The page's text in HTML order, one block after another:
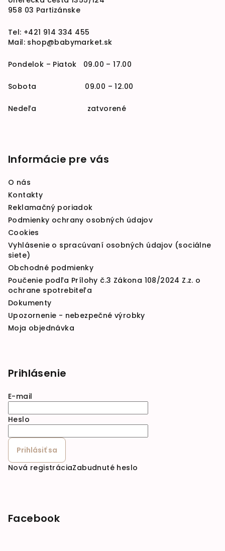
958 03 Partizánske
Tel: +421 914 334 455
Mail: shop@babymarket.sk
Pondelok – Piatok 09.00 – 17.00
Sobota 09.00 – 12.00
Nedeľa zatvorené
Informácie pre vás
O nás
Kontakty
Reklamačný poriadok
Podmienky ochrany osobných údajov
Cookies
Vyhlásenie o spracúvaní osobných údajov (sociálne
siete)
Obchodné podmienky
Poučenie podľa Prílohy č.3 Zákona 108/2024 Z.z. o
ochrane spotrebiteľa
Dokumenty
Upozornenie - nebezpečné výrobky
Moja objednávka
Prihlásenie
E-mail
Heslo
Prihlásiť sa
Nová registráciaZabudnuté heslo
Facebook